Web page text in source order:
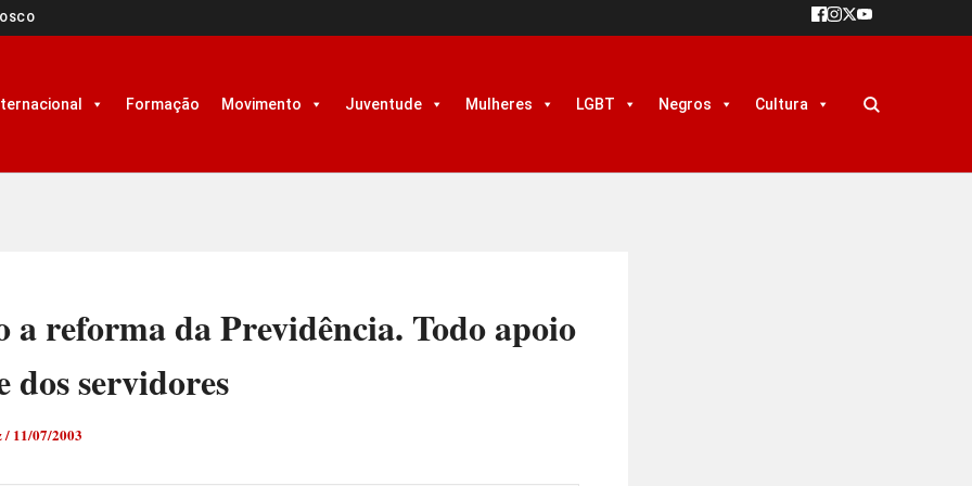
Formação Movimento Juventude Mulheres LGBT Negros Cultura
a reforma da Previdência. Todo apoio
dos servidores
/ 11/07/2003